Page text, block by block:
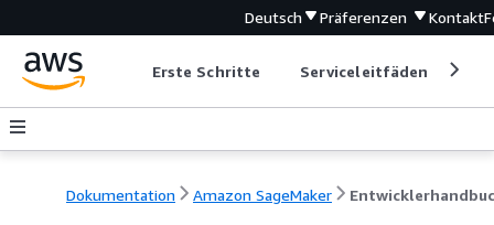
Deutsch Präferenzen Kontakt
Erste Schritte Serviceleitfäden
Dokumentation Amazon SageMaker